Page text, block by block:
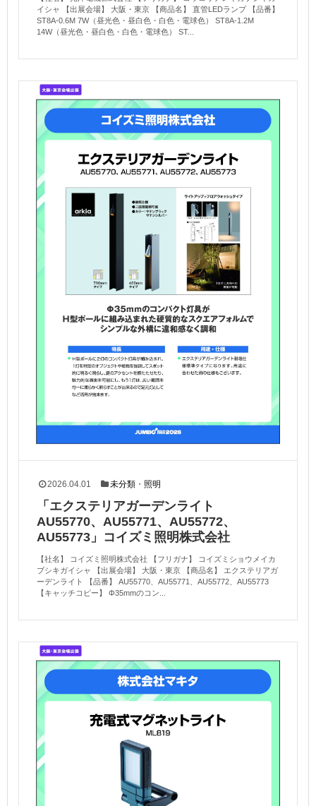
イシャ 【出展会場】 大阪・東京 【商品名】 直管LEDランプ 【品番】
ST8A-0.6M 7W（昼光色・昼白色・白色・電球色） ST8A-1.2M
14W（昼光色・昼白色・白色・電球色） ST...
2026.04.01 未分類 ・ 照明
「エクステリアガーデンライト
AU55770、AU55771、AU55772、
AU55773」コイズミ照明株式会社
【社名】 コイズミ照明株式会社 【フリガナ】 コイズミショウメイカ
ブシキガイシャ 【出展会場】 大阪・東京 【商品名】 エクステリアガ
ーデンライト 【品番】 AU55770、AU55771、AU55772、AU55773
【キャッチコピー】 Φ35mmのコン...